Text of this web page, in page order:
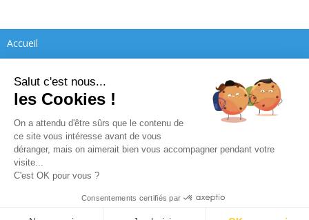
Accueil
Le conseil municipal
Les élus
Les commissions
Arrêtés municipaux et préfectoraux
Les services municipaux
Creney pratique
Vos démarches
Inscription sur les listes électorales
Urbanisme et principaux travaux
Loisirs et culture
Votre commune (historique)
Enfance et jeunesse
Salut c'est nous...
les Cookies !
On a attendu d'être sûrs que le contenu de
ce site vous intéresse avant de vous
déranger, mais on aimerait bien vous accompagner pendant votre
visite...
C'est OK pour vous ?
Consentements certifiés par